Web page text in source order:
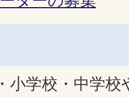
小学校・中学